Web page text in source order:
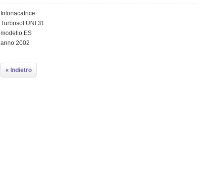
Intonacatrice
Turbosol UNI 31
modello ES
anno 2002
« Indietro